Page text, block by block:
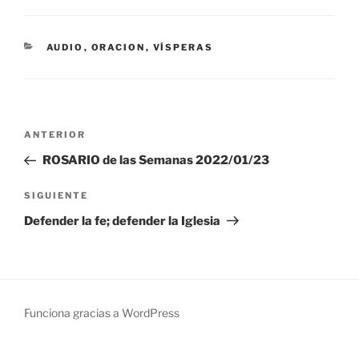
CATEGORÍAS
AUDIO , ORACION , VÍSPERAS
Navegación
entradas
Entrada
anterior:
ANTERIOR
ROSARIO de las Semanas 2022/01/23
Siguiente
entrada
SIGUIENTE
Defender la fe; defender la Iglesia
Funciona gracias a WordPress